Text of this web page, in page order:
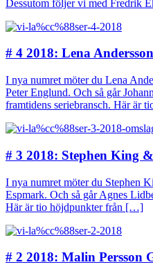
Dessutom följer vi med Fredrik
# 4 2018: Lena
I nya numret möter du Lena
Peter Englund. Och så går
framtidens seriebransch. Här är
# 3 2018: Stephen King
I nya numret möter du Stephen
Espmark. Och så går Agnes
Här är tio höjdpunkter från […]
# 2 2018: Malin Persson